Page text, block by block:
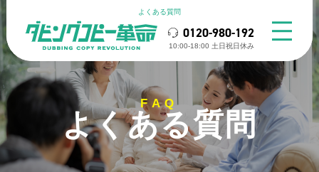
よくある質問
0120-980-192
10:00-18:00 ⼟⽇祝⽇休み
FAQ
よくある質問